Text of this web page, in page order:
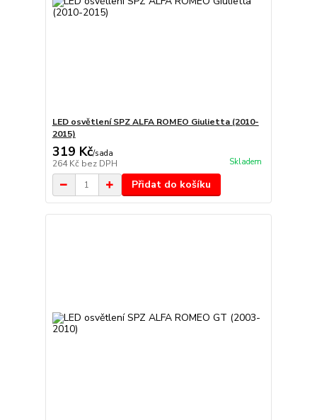
LED osvětlení SPZ ALFA ROMEO Giulietta (2010-
2015)
319 Kč/sada
264 Kč bez DPH Skladem
Přidat do košíku